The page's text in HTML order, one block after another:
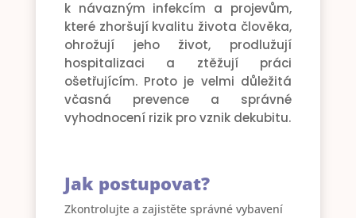
k návazným infekcím a projevům,
které zhoršují kvalitu života člověka,
ohrožují jeho život, prodlužují
hospitalizaci a ztěžují práci
ošetřujícím. Proto je velmi důležitá
včasná prevence a správné
vyhodnocení rizik pro vznik dekubitu.
Jak postupovat?
Zkontrolujte a zajistěte správné vybavení